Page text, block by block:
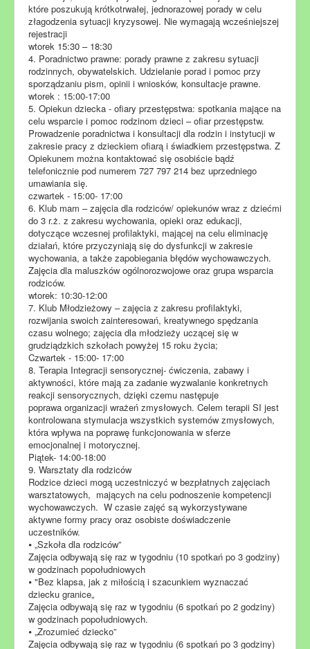
które poszukują krótkotrwałej, jednorazowej porady w celu
złagodzenia sytuacji kryzysowej. Nie wymagają wcześniejszej
rejestracji
wtorek 15:30 – 18:30
4. Poradnictwo prawne: porady prawne z zakresu sytuacji
rodzinnych, obywatelskich. Udzielanie porad i pomoc przy
sporządzaniu pism, opinii i wniosków, konsultacje prawne.
wtorek : 15:00-17:00
5. Opiekun dziecka - ofiary przestępstwa: spotkania mające na
celu wsparcie i pomoc rodzinom dzieci – ofiar przestępstw.
Prowadzenie poradnictwa i konsultacji dla rodzin i instytucji w
zakresie pracy z dzieckiem ofiarą i świadkiem przestępstwa. Z
Opiekunem można kontaktować się osobiście bądź
telefonicznie pod numerem 727 797 214 bez uprzedniego
umawiania się.
czwartek - 15:00- 17:00
6. Klub mam – zajęcia dla rodziców/ opiekunów wraz z dziećmi
do 3 r.ż. z zakresu wychowania, opieki oraz edukacji,
dotyczące wczesnej profilaktyki, mającej na celu eliminację
działań, które przyczyniają się do dysfunkcji w zakresie
wychowania, a także zapobiegania błędów wychowawczych.
Zajęcia dla maluszków ogólnorozwojowe oraz grupa wsparcia
rodziców.
wtorek: 10:30-12:00
7. Klub Młodzieżowy – zajęcia z zakresu profilaktyki,
rozwijania swoich zainteresowań, kreatywnego spędzania
czasu wolnego; zajęcia dla młodzieży uczącej się w
grudziądzkich szkołach powyżej 15 roku życia;
Czwartek - 15:00- 17:00
8. Terapia Integracji sensorycznej- ćwiczenia, zabawy i
aktywności, które mają za zadanie wyzwalanie konkretnych
reakcji sensorycznych, dzięki czemu następuje
poprawa organizacji wrażeń zmysłowych. Celem terapii SI jest
kontrolowana stymulacja wszystkich systemów zmysłowych,
która wpływa na poprawę funkcjonowania w sferze
emocjonalnej i motorycznej.
Piątek- 14:00-18:00
9. Warsztaty dla rodziców
Rodzice dzieci mogą uczestniczyć w bezpłatnych zajęciach
warsztatowych, mających na celu podnoszenie kompetencji
wychowawczych. W czasie zajęć są wykorzystywane
aktywne formy pracy oraz osobiste doświadczenie
uczestników.
⦁ „Szkoła dla rodziców”
Zajęcia odbywają się raz w tygodniu (10 spotkań po 3 godziny)
w godzinach popołudniowych
⦁ "Bez klapsa, jak z miłością i szacunkiem wyznaczać
dziecku granice„
Zajęcia odbywają się raz w tygodniu (6 spotkań po 2 godziny)
w godzinach popołudniowych.
⦁ „Zrozumieć dziecko”
Zajęcia odbywają się raz w tygodniu (6 spotkań po 3 godziny)